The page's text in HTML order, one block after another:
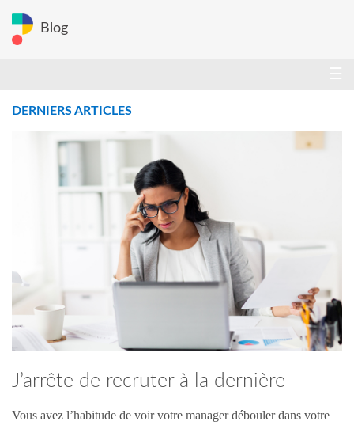
Blog
DERNIERS ARTICLES
J’arrête de recruter à la dernière
minute !
Vous avez l’habitude de voir votre manager débouler dans votre